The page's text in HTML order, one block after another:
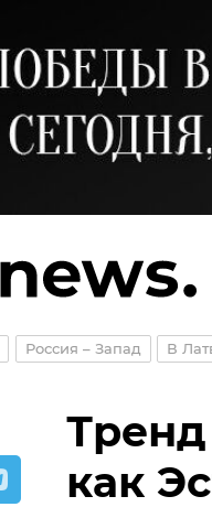
Россия – Запад В
как